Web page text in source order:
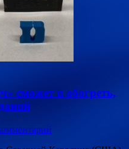
сможет и обогреть,